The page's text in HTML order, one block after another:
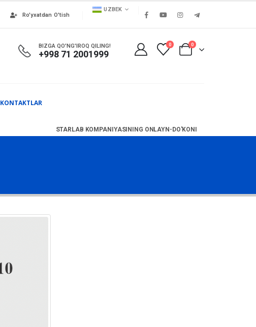
Ro'yxatdan O'tish
UZBEK
BIZGA QO'NG'IROQ QILING!
+998 71 2001999
0 0
KONTAKTLAR
STARLAB KOMPANIYASINING ONLAYN-DO'KONI